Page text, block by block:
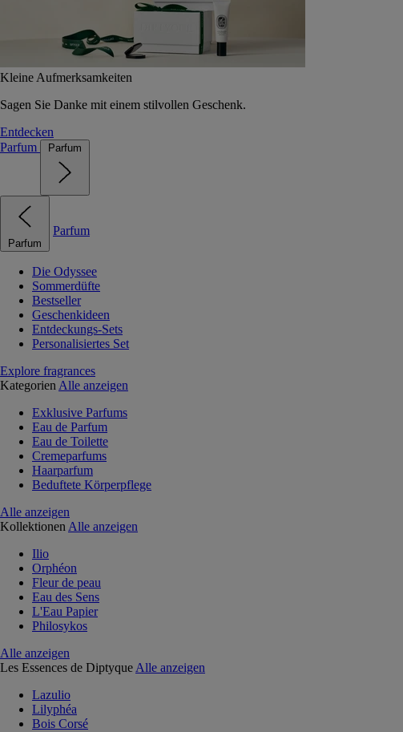
Kleine Aufmerksamkeiten
Sagen Sie Danke mit einem stilvollen Geschenk.
Entdecken
Parfum
Parfum
Parfum
Parfum
Die Odyssee
Sommerdüfte
Bestseller
Geschenkideen
Entdeckungs-Sets
Personalisiertes Set
Explore fragrances
Kategorien Alle anzeigen
Exklusive Parfums
Eau de Parfum
Eau de Toilette
Cremeparfums
Haarparfum
Beduftete Körperpflege
Alle anzeigen
Kollektionen Alle anzeigen
Ilio
Orphéon
Fleur de peau
Eau des Sens
L'Eau Papier
Philosykos
Alle anzeigen
Les Essences de Diptyque Alle anzeigen
Lazulio
Lilyphéa
Bois Corsé